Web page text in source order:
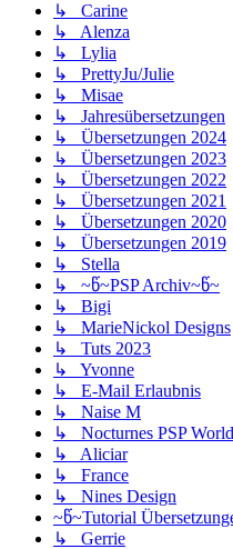
↳ Carine
↳ Alenza
↳ Lylia
↳ PrettyJu/Julie
↳ Misae
↳ Jahresübersetzungen
↳ Übersetzungen 2024
↳ Übersetzungen 2023
↳ Übersetzungen 2022
↳ Übersetzungen 2021
↳ Übersetzungen 2020
↳ Übersetzungen 2019
↳ Stella
↳ ~წ~PSP Archiv~წ~
↳ Bigi
↳ MarieNickol Designs
↳ Tuts 2023
↳ Yvonne
↳ E-Mail Erlaubnis
↳ Naise M
↳ Nocturnes PSP World
↳ Aliciar
↳ France
↳ Nines Design
~წ~Tutorial
↳ Gerrie